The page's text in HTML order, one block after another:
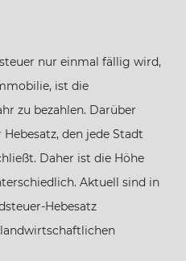
nur einmal fällig wird,
ist die
zu bezahlen. Darüber
den jede Stadt
Daher ist die Höhe
Aktuell sind in
Hebesatz
landwirtschaftlichen